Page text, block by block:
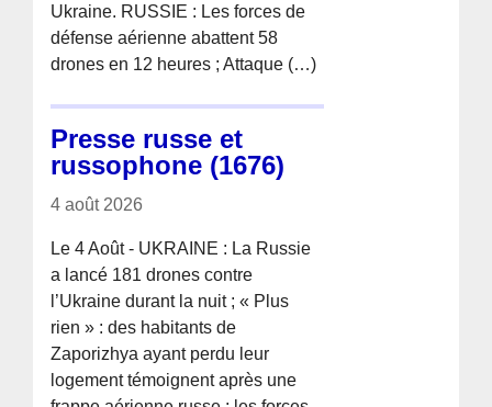
Ukraine. RUSSIE : Les forces de
défense aérienne abattent 58
drones en 12 heures ; Attaque (…)
Presse russe et
russophone (1676)
4 août 2026
Le 4 Août - UKRAINE : La Russie
a lancé 181 drones contre
l’Ukraine durant la nuit ; « Plus
rien » : des habitants de
Zaporizhya ayant perdu leur
logement témoignent après une